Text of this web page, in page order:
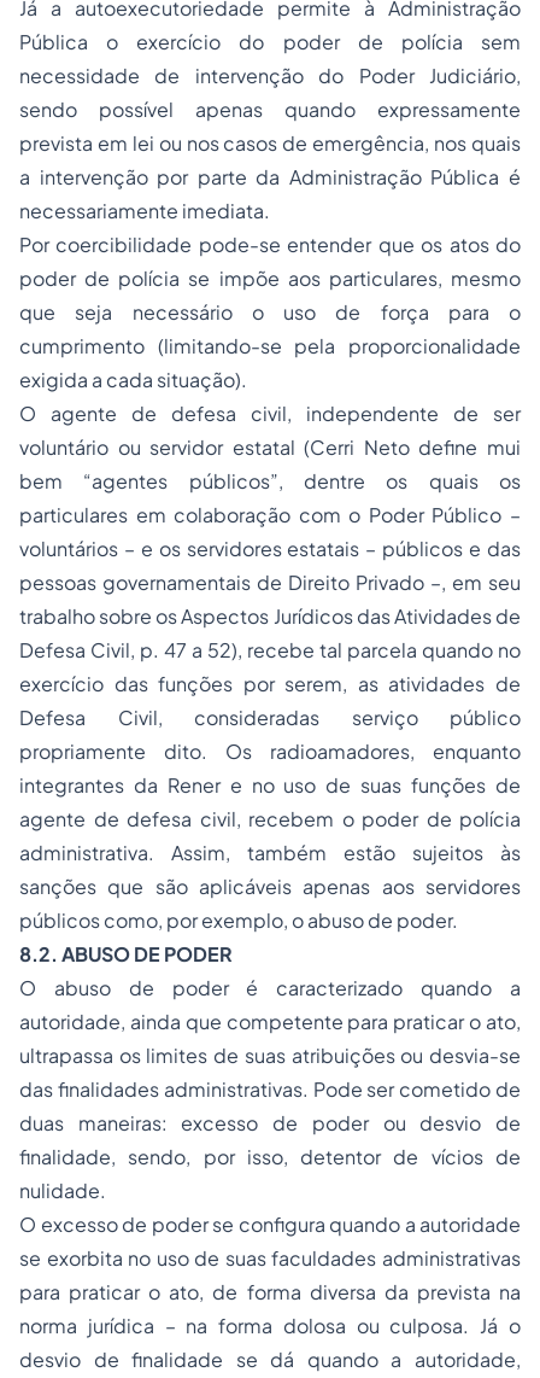
Já a autoexecutoriedade permite à Administração
Pública o exercício do poder de polícia sem
necessidade de intervenção do Poder Judiciário,
sendo possível apenas quando expressamente
prevista em lei ou nos casos de emergência, nos quais
a intervenção por parte da Administração Pública é
necessariamente imediata.
Por coercibilidade pode-se entender que os atos do
poder de polícia se impõe aos particulares, mesmo
que seja necessário o uso de força para o
cumprimento (limitando-se pela proporcionalidade
exigida a cada situação).
O agente de defesa civil, independente de ser
voluntário ou servidor estatal (Cerri Neto define mui
bem “agentes públicos”, dentre os quais os
particulares em colaboração com o Poder Público –
voluntários – e os servidores estatais – públicos e das
pessoas governamentais de Direito Privado –, em seu
trabalho sobre os Aspectos Jurídicos das Atividades de
Defesa Civil, p. 47 a 52), recebe tal parcela quando no
exercício das funções por serem, as atividades de
Defesa Civil, consideradas serviço público
propriamente dito. Os radioamadores, enquanto
integrantes da Rener e no uso de suas funções de
agente de defesa civil, recebem o poder de polícia
administrativa. Assim, também estão sujeitos às
sanções que são aplicáveis apenas aos servidores
públicos como, por exemplo, o abuso de poder.
8.2. ABUSO DE PODER
O abuso de poder é caracterizado quando a
autoridade, ainda que competente para praticar o ato,
ultrapassa os limites de suas atribuições ou desvia-se
das finalidades administrativas. Pode ser cometido de
duas maneiras: excesso de poder ou desvio de
finalidade, sendo, por isso, detentor de vícios de
nulidade.
O excesso de poder se configura quando a autoridade
se exorbita no uso de suas faculdades administrativas
para praticar o ato, de forma diversa da prevista na
norma jurídica – na forma dolosa ou culposa. Já o
desvio de finalidade se dá quando a autoridade,